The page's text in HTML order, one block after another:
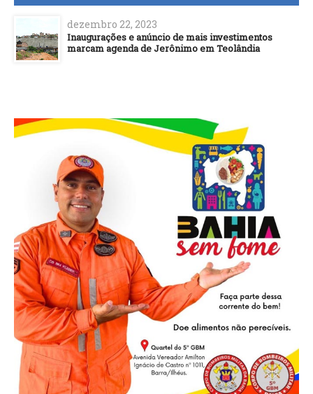
dezembro 22, 2023
Inaugurações e anúncio de mais investimentos
marcam agenda de Jerônimo em Teolândia